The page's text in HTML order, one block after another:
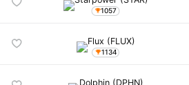
1057
1134